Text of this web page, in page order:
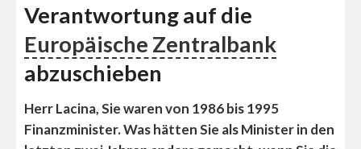
Verantwortung auf die
Europäische Zentralbank
abzuschieben
Herr Lacina, Sie waren von 1986 bis 1995
Finanzminister. Was hätten Sie als Minister in den